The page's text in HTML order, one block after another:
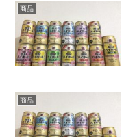
商品
商品